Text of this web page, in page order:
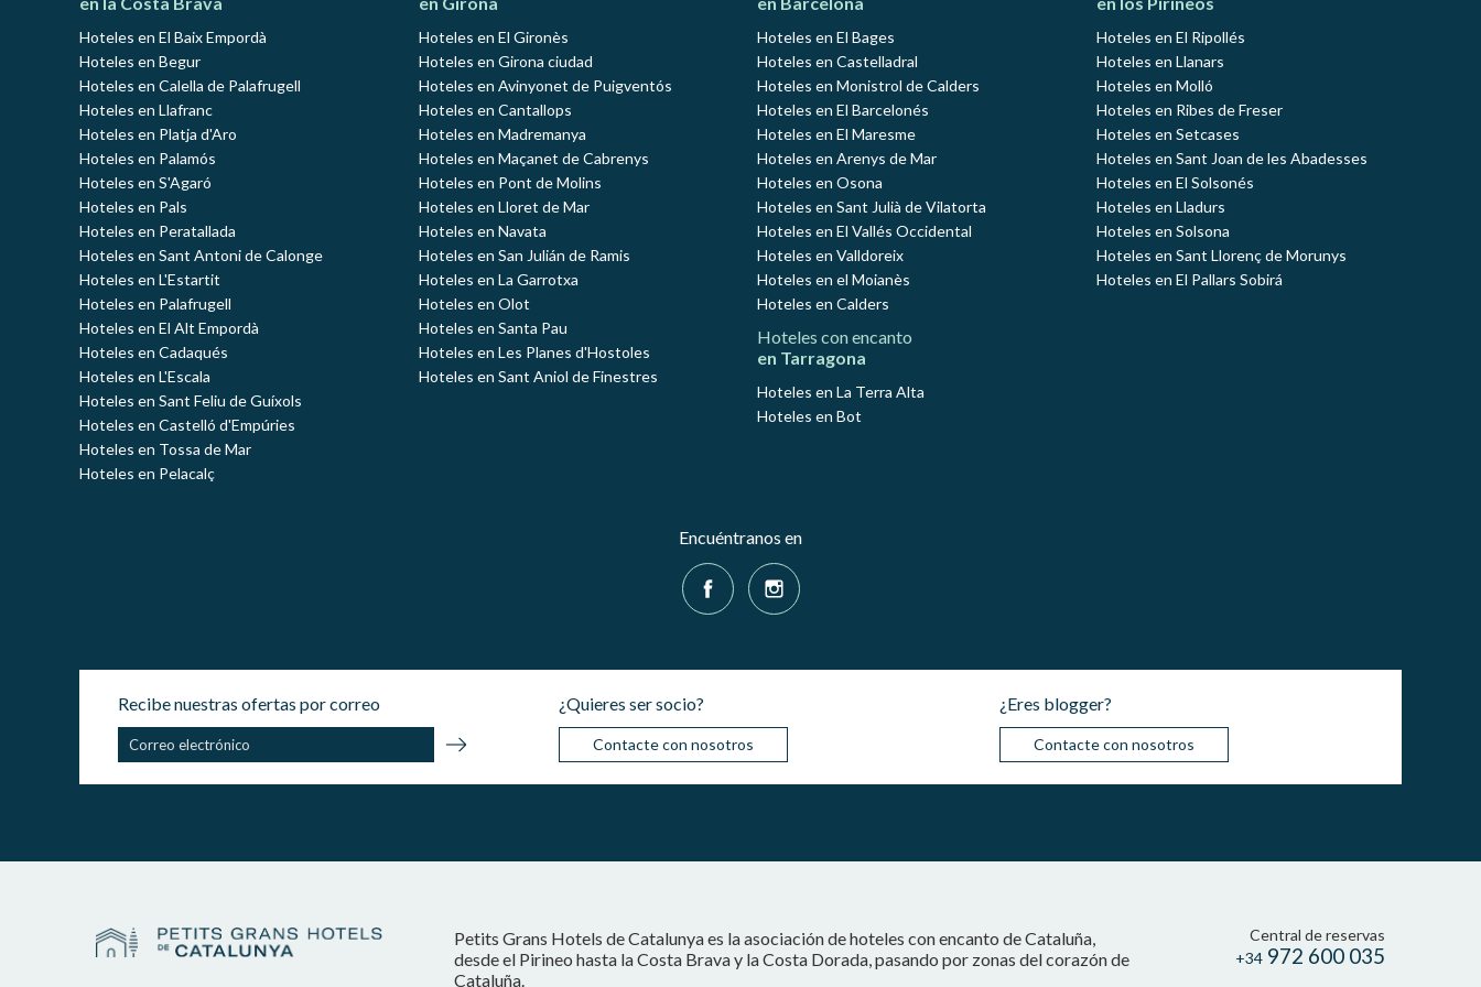
Hoteles en El Baix Empordà
Hoteles en Begur
Hoteles en Calella de Palafrugell
Hoteles en Llafranc
Hoteles en Platja d'Aro
Hoteles en Palamós
Hoteles en S'Agaró
Hoteles en Pals
Hoteles en Peratallada
Hoteles en Sant Antoni de Calonge
Hoteles en L'Estartit
Hoteles en Palafrugell
Hoteles en El Alt Empordà
Hoteles en Cadaqués
Hoteles en L'Escala
Hoteles en Sant Feliu de Guíxols
Hoteles en Castelló d'Empúries
Hoteles en Tossa de Mar
Hoteles en Pelacalç
Hoteles en El Gironès
Hoteles en Girona ciudad
Hoteles en Avinyonet de Puigventós
Hoteles en Cantallops
Hoteles en Madremanya
Hoteles en Maçanet de Cabrenys
Hoteles en Pont de Molins
Hoteles en Lloret de Mar
Hoteles en Navata
Hoteles en San Julián de Ramis
Hoteles en La Garrotxa
Hoteles en Olot
Hoteles en Santa Pau
Hoteles en Les Planes d'Hostoles
Hoteles en Sant Aniol de Finestres
Hoteles en El Bages
Hoteles en Castelladral
Hoteles en Monistrol de Calders
Hoteles en El Barcelonés
Hoteles en El Maresme
Hoteles en Arenys de Mar
Hoteles en Osona
Hoteles en Sant Julià de Vilatorta
Hoteles en El Vallés Occidental
Hoteles en Valldoreix
Hoteles en el Moianès
Hoteles en Calders
Hoteles con encanto
en Tarragona
Hoteles en La Terra Alta
Hoteles en Bot
Hoteles en El Ripollés
Hoteles en Llanars
Hoteles en Molló
Hoteles en Ribes de Freser
Hoteles en Setcases
Hoteles en Sant Joan de les Abadesses
Hoteles en El Solsonés
Hoteles en Lladurs
Hoteles en Solsona
Hoteles en Sant Llorenç de Morunys
Hoteles en El Pallars Sobirá
Encuéntranos en
Recibe nuestras ofertas por correo ¿Quieres ser socio?
Contacte con nosotros
¿Eres blogger?
Contacte con nosotros
Petits Grans Hotels de Catalunya es la asociación de hoteles con encanto de Cataluña,
desde el Pirineo hasta la Costa Brava y la Costa Dorada, pasando por zonas del corazón de
Cataluña.
Central de reservas
+34 972 600 035